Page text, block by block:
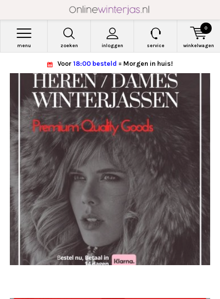
zoeken inloggen
menu service winkelwagen
0
Voor 18:00 besteld = Morgen in huis!